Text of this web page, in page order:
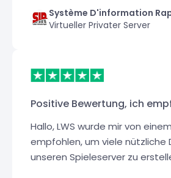
Système D'information
Virtueller Privater Server
Positive Bewertung, ich
Hallo, LWS wurde mir von
empfohlen, um viele nützliche
unseren Spieleserver zu